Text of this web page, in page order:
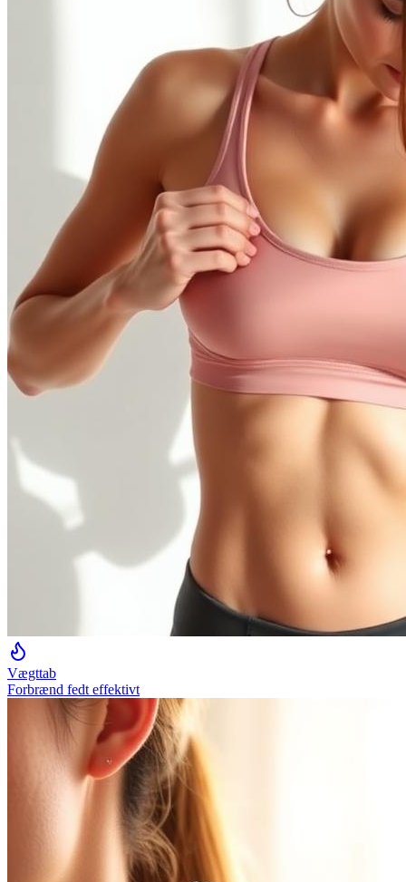
Vægttab
Forbrænd fedt effektivt